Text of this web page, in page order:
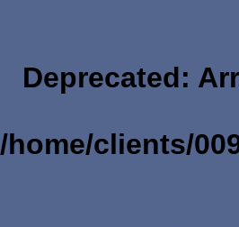
Deprecated:
/home/clients/